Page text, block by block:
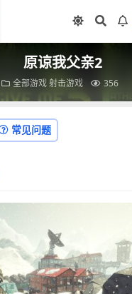
原谅我父亲2
全部游戏 射击游戏 356
常见问题